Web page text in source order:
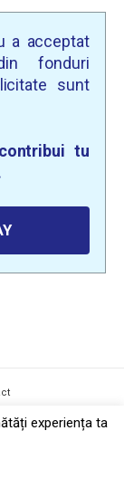
a acceptat
fonduri
sunt
tu
experiența ta